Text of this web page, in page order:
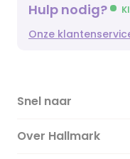
Hulp nodig?
Onze
Snel naar
Over Hallmark